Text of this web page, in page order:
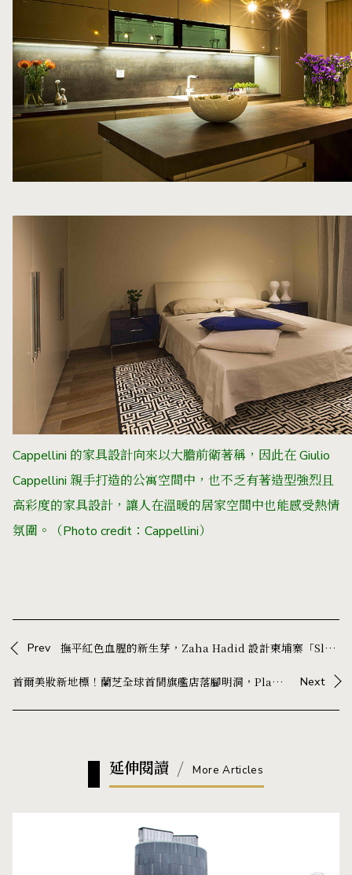
Cappellini 的家具設計向來以大膽前衛著稱，因此在Giulio
Cappellini 親手打造的公寓空間中，也不乏有著造型強烈且
高彩度的家具設計，讓人在溫暖的居家空間中也能感受熱情
氛圍。（Photo credit：Cappellini）
Prev 撫平紅色血腥的新生芽，Zaha Hadid 設計柬埔寨「Sleuk Rith」研究中心
首爾美妝新地標！蘭芝全球首間旗艦店落腳明洞，Playlab 打造沉浸式體驗空間 Next
延伸閱讀 More Articles